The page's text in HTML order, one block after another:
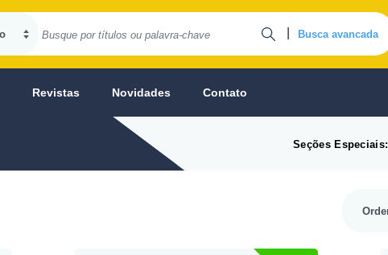
Busca avancada
Revistas Novidades Contato
Seções Especiais: